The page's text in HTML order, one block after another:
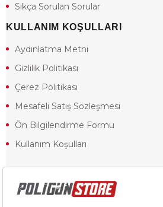
Sıkça Sorulan Sorular
KULLANIM KOŞULLARI
Aydınlatma Metni
Gizlilik Politikası
Çerez Politikası
Mesafeli Satış Sözleşmesi
Ön Bilgilendirme Formu
Kullanım Koşulları
18 yaşından küçük olduğunuz halde siteye
kısıtlamalardan dolayı oluşabilecek
sorumluluk ve yükümlülükler tamamen